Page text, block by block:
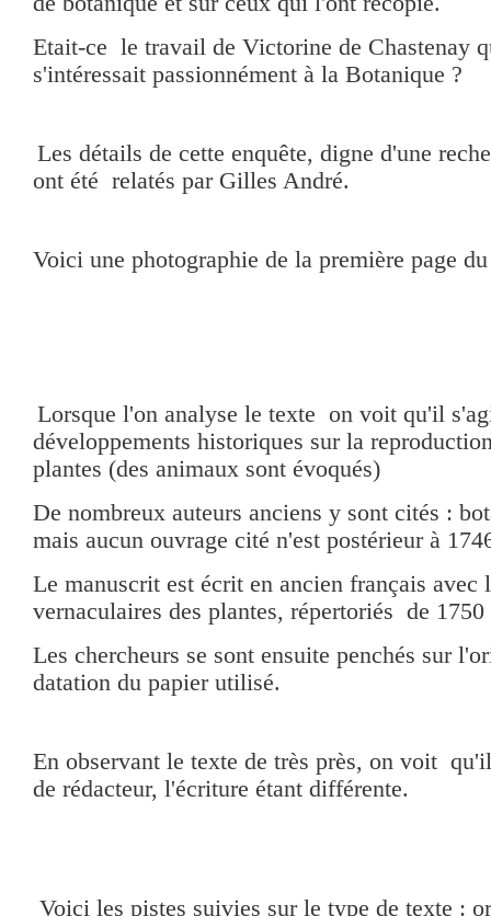
Etait-ce le travail de Victorine de Chastenay
s'intéressait passionnément à la Botanique ?
Les détails de cette enquête, digne d'une
ont été relatés par Gilles André.
Voici une photographie de la première page
Lorsque l'on analyse le texte on voit qu'il
développements historiques sur la
plantes (des animaux sont évoqués)
De nombreux auteurs anciens y sont cités :
mais aucun ouvrage cité n'est postérieur à
Le manuscrit est écrit en ancien français avec
vernaculaires des plantes, répertoriés de 1750
Les chercheurs se sont ensuite penchés sur
datation du papier utilisé.
En observant le texte de très près, on voit
de rédacteur, l'écriture étant différente.
Voici les pistes suivies sur le type de texte :